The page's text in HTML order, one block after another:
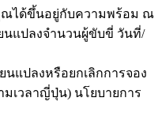
ณได้ขึ้นอยู่กับความพร้อม ณ
แปลงจำนวนผู้ขับขี่ วันที่/
แปลงหรือยกเลิกการจอง
เวลาญี่ปุ่น) นโยบายการ